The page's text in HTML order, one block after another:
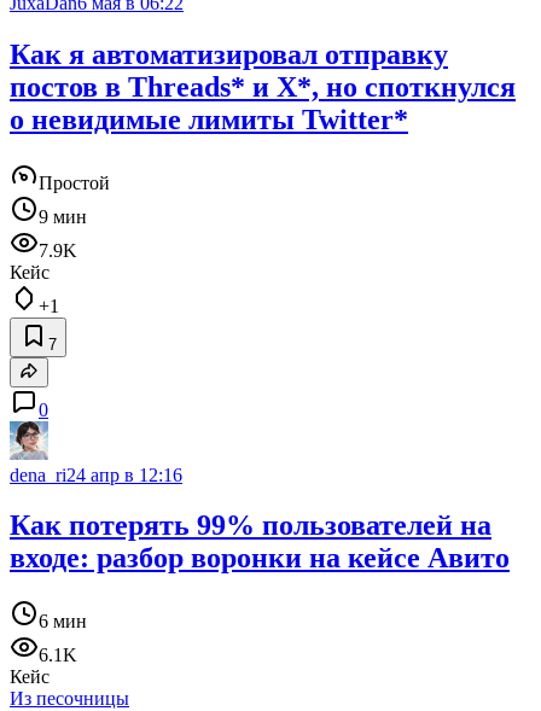
Как я автоматизировал отправку
постов в Threads* и X*, но споткнулся
о невидимые лимиты Twitter*
Простой
9 мин
7.9K
Кейс
+1
7
0
dena_ri24 апр в 12:16
Как потерять 99% пользователей на
входе: разбор воронки на кейсе Авито
6 мин
6.1K
Кейс
Из песочницы